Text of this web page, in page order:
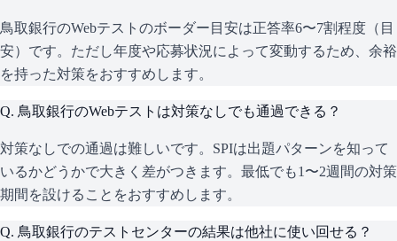
鳥取銀行のWebテストのボーダー目安は正答率6〜7割程度（目
安）です。ただし年度や応募状況によって変動するため、余裕
を持った対策をおすすめします。
Q. 鳥取銀行のWebテストは対策なしでも通過できる？
対策なしでの通過は難しいです。SPIは出題パターンを知って
いるかどうかで大きく差がつきます。最低でも1〜2週間の対策
期間を設けることをおすすめします。
Q. 鳥取銀行のテストセンターの結果は他社に使い回せる？